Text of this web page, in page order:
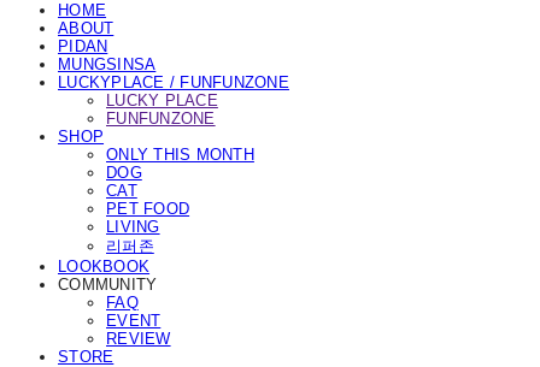
HOME
ABOUT
PIDAN
MUNGSINSA
LUCKYPLACE / FUNFUNZONE
LUCKY PLACE
FUNFUNZONE
SHOP
ONLY THIS MONTH
DOG
CAT
PET FOOD
LIVING
리퍼존
LOOKBOOK
COMMUNITY
FAQ
EVENT
REVIEW
STORE